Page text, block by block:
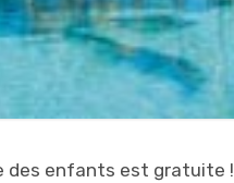
des enfants est gratuite !